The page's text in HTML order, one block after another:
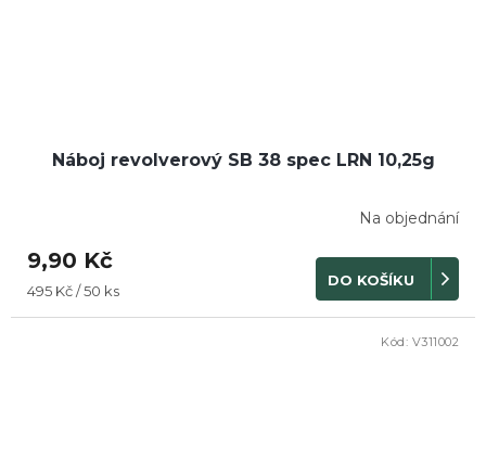
Náboj revolverový SB 38 spec LRN 10,25g
Na objednání
9,90 Kč
Měrná
495 Kč / 50 ks
DO KOŠÍKU
Kód: V311002